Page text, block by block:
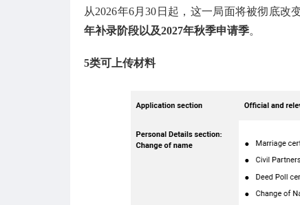
从2026年6月30日起，这一局面将被彻底
年补录阶段以及2027年秋季申请季。
5类可上传材料